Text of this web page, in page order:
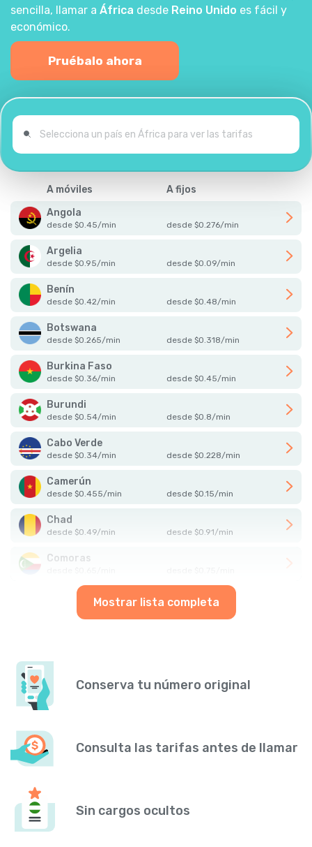
sencilla, llamar a África desde Reino Unido es fácil y
económico.
Pruébalo ahora
A móviles
A fijos
Angola
desde $0.45/min desde $0.276/min
Argelia
desde $0.95/min desde $0.09/min
Benín
desde $0.42/min desde $0.48/min
Botswana
desde $0.265/min desde $0.318/min
Burkina Faso
desde $0.36/min desde $0.45/min
Burundi
desde $0.54/min desde $0.8/min
Cabo Verde
desde $0.34/min desde $0.228/min
Camerún
desde $0.455/min desde $0.15/min
Chad
desde $0.49/min desde $0.91/min
Comoras
Mostrar lista completa
Conserva tu número original
Consulta las tarifas antes de llamar
Sin cargos ocultos